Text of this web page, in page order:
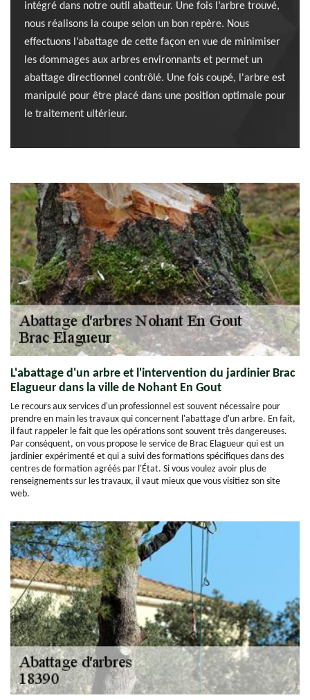
intégré dans notre outil abatteur. Une fois l’arbre trouvé,
nous réalisons la coupe selon un bon repère. Nous
effectuons l’abattage de cette façon en vue de minimiser
les dommages aux arbres environnants et permet un
abattage directionnel contrôlé. Une fois coupé, l'arbre est
manipulé pour être placé dans une position optimale pour
le traitement ultérieur.
L'abattage d'un arbre et l'intervention du jardinier Brac
Elagueur dans la ville de Nohant En Gout
Le recours aux services d'un professionnel est souvent nécessaire pour
prendre en main les travaux qui concernent l'abattage d'un arbre. En fait,
il faut rappeler le fait que les opérations sont souvent très dangereuses.
Par conséquent, on vous propose le service de Brac Elagueur qui est un
jardinier expérimenté et qui a suivi des formations spécifiques dans des
centres de formation agréés par l'État. Si vous voulez avoir plus de
renseignements sur les travaux, il vaut mieux que vous visitiez son site
web.